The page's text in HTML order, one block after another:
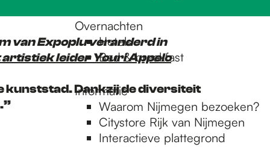
Overnachten
Hotels
Bed & breakfast
Informatie
Waarom Nijmegen bezoeken?
Citystore Rijk van Nijmegen
Interactieve plattegrond
van Expoplu veranderd in
leider Youri Appelo
kunststad. Dankzij de diversiteit